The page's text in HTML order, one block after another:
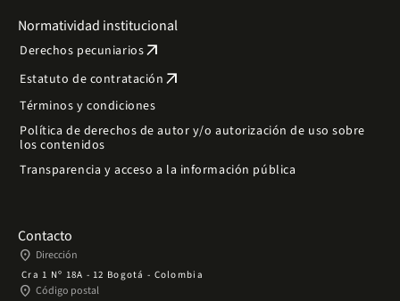
Normatividad institucional
Derechos pecuniariosarrow_outward
Estatuto de contratación arrow_outward
Términos y condiciones
Política de derechos de autor y/o autorización de uso sobre
los contenidos
Transparencia y acceso a la información pública
Contacto
place Dirección
Cra 1 Nº 18A - 12 Bogotá - Colombia
place Código postal